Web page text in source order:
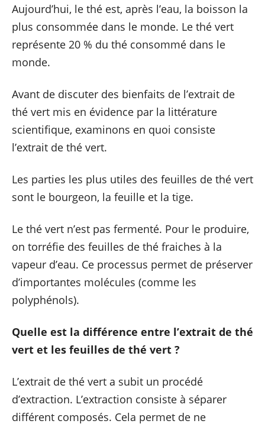
Aujourd’hui, le thé est, après l’eau, la boisson la
plus consommée dans le monde. Le thé vert
représente 20 % du thé consommé dans le
monde.
Avant de discuter des bienfaits de l’extrait de
thé vert mis en évidence par la littérature
scientifique, examinons en quoi consiste
l’extrait de thé vert.
Les parties les plus utiles des feuilles de thé vert
sont le bourgeon, la feuille et la tige.
Le thé vert n’est pas fermenté. Pour le produire,
on torréfie des feuilles de thé fraiches à la
vapeur d’eau. Ce processus permet de préserver
d’importantes molécules (comme les
polyphénols).
Quelle est la différence entre l’extrait de thé
vert et les feuilles de thé vert ?
L’extrait de thé vert a subit un procédé
d’extraction. L’extraction consiste à séparer
différent composés. Cela permet de ne